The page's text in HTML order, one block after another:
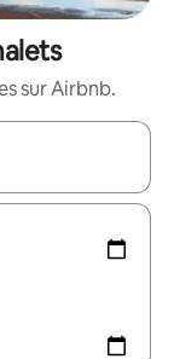
sur Airbnb.
les en utilisant